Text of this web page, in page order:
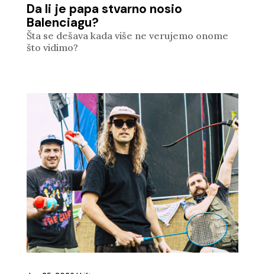
Da li je papa stvarno nosio
Balenciagu?
Šta se dešava kada više ne verujemo onome
što vidimo?